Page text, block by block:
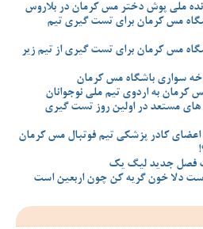
ملی پوش دختر مس کرمان در بلاروس
مس کرمان برای تست گیری تیم
مس کرمان برای تست گیری از تیم زیر
سواری باشگاه مس کرمان
کرمان به اردوی تیم ملی نوجوانان
مستعد در اولین روز تست گیری
اعضای کادر پزشکی تیم فوتبال مس کرمان
فصل جدید لیگ یک
است دلا خون گریه کن چون اربعین است